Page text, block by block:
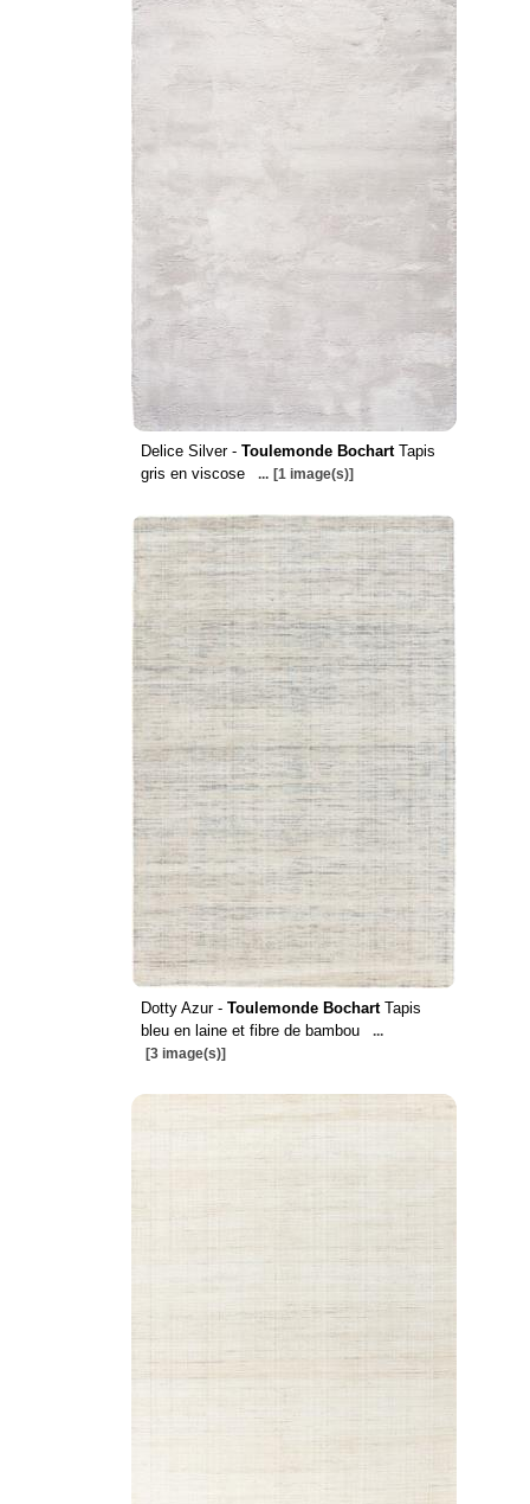
Delice Silver - Toulemonde BochartTapis
gris en viscose
... [1 image(s)]
Dotty Azur - Toulemonde BochartTapis
bleu en laine et fibre de bambou
...
[3 image(s)]